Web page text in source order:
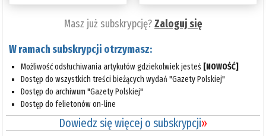
Masz już subskrypcję?Zaloguj się
W ramach subskrypcji otrzymasz:
Możliwość odsłuchiwania artykułów gdziekolwiek jesteś [NOWOŚĆ]
Dostęp do wszystkich treści bieżących wydań "Gazety Polskiej"
Dostęp do archiwum "Gazety Polskiej"
Dostęp do felietonów on-line
Dowiedz się więcej o subskrypcji»